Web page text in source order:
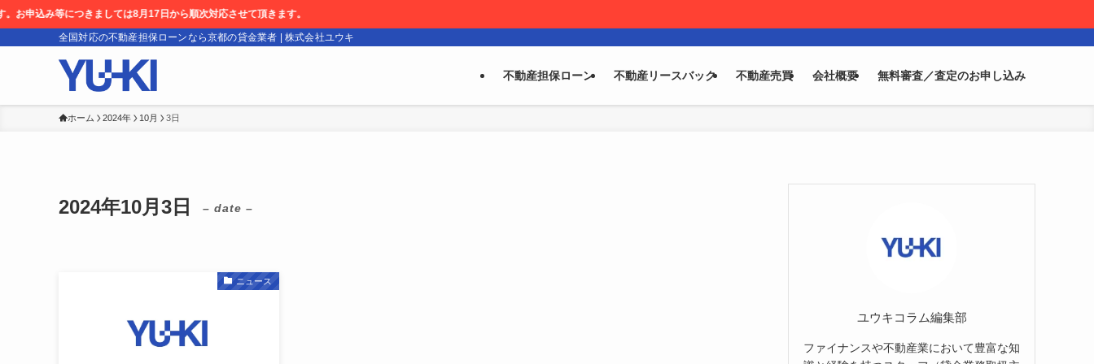
つきましては8月17日から順次対応させて頂きます。
全国対応の不動産担保ローンなら京都の貸金業者 | 株式会社ユウキ
不動産担保ローン 不動産リースバック 不動産売買 会社概要 無料審査／査定のお申し込み
ホーム 2024年 10月 3日
2024年10月3日 – date –
ニュース
ユウキコラム編集部
ファイナンスや不動産業において豊富な知